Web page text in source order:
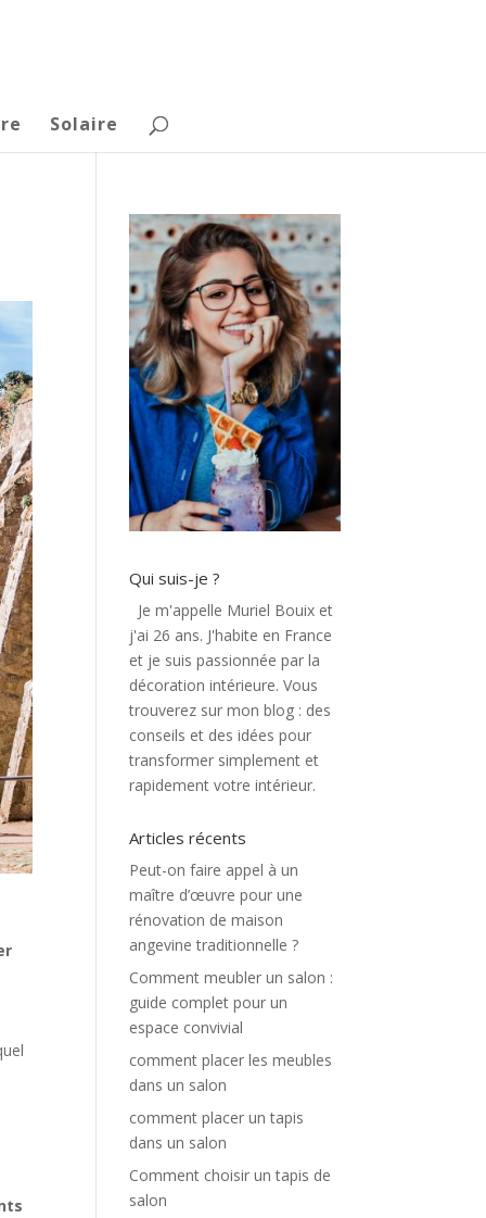
Solaire
Qui suis-je ?
Je m'appelle Muriel Bouix et
j'ai 26 ans. J'habite en France
et je suis passionnée par la
décoration intérieure. Vous
trouverez sur mon blog : des
conseils et des idées pour
transformer simplement et
rapidement votre intérieur.
Articles récents
Peut-on faire appel à un
maître d’œuvre pour une
rénovation de maison
angevine traditionnelle ?
Comment meubler un salon :
guide complet pour un
espace convivial
comment placer les meubles
dans un salon
comment placer un tapis
dans un salon
Comment choisir un tapis de
salon